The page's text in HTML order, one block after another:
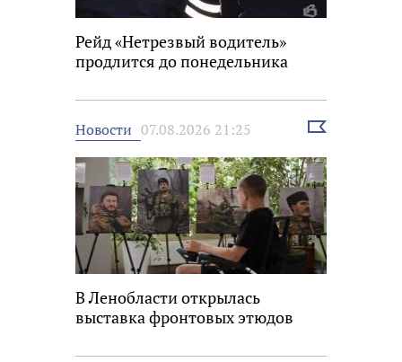
Рейд «Нетрезвый водитель»
продлится до понедельника
Новости 07.08.2026 21:25
Выбрать
В Ленобласти открылась
выставка фронтовых этюдов